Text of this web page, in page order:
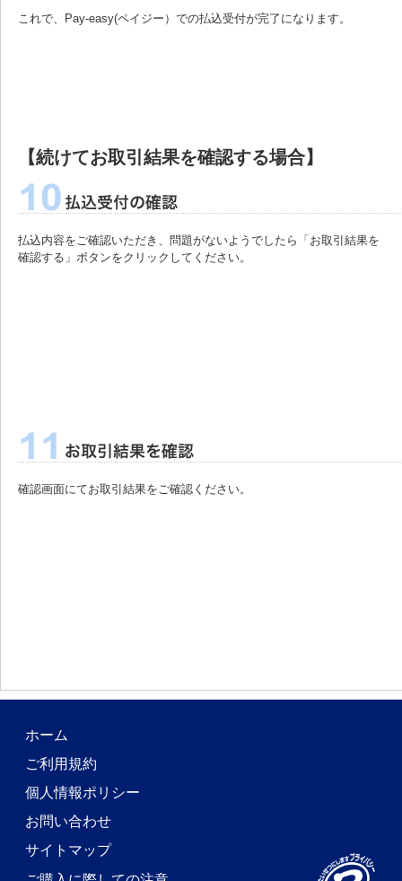
これで、Pay-easy(ペイジー）での払込受付が完了になります。
【続けてお取引結果を確認する場合】
払込内容をご確認いただき、問題がないようでしたら「お取引結果を
確認する」ボタンをクリックしてください。
確認画面にてお取引結果をご確認ください。
ホーム
ご利用規約
個人情報ポリシー
お問い合わせ
サイトマップ